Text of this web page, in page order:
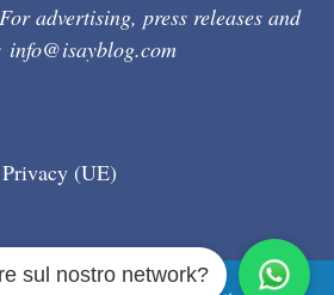
advertising, press releases and
info@isayblog.com
(UE)
sul nostro network?